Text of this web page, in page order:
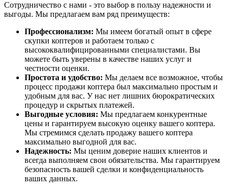
Сотрудничество с нами - это выбор в пользу надежности и
выгоды. Мы предлагаем вам ряд преимуществ:
Профессионализм: Мы имеем богатый опыт в сфере
скупки коптеров и работаем только с
высококвалифицированными специалистами. Вы
можете быть уверены в качестве наших услуг и
честности оценки.
Простота и удобство: Мы делаем все возможное, чтобы
процесс продажи коптера был максимально простым и
удобным для вас. У нас нет лишних бюрократических
процедур и скрытых платежей.
Выгодные условия: Мы предлагаем конкурентные
цены и гарантируем высокую оценку вашего коптера.
Мы стремимся сделать продажу вашего коптера
максимально выгодной для вас.
Надежность: Мы ценим доверие наших клиентов и
всегда выполняем свои обязательства. Мы гарантируем
безопасность вашей сделки и конфиденциальность
ваших данных.